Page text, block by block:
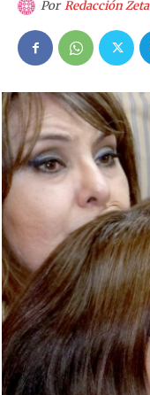
Por Redacción Zeta